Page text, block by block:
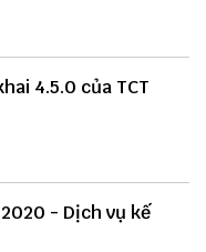
4.5.0 của TCT
- Dịch vụ kế